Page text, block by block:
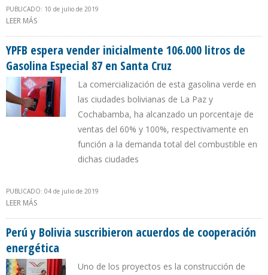
PUBLICADO: 10 de julio de 2019
LEER MÁS
YPFB espera vender inicialmente 106.000 litros de
Gasolina Especial 87 en Santa Cruz
La comercialización de esta gasolina verde en
las ciudades bolivianas de La Paz y
Cochabamba, ha alcanzado un porcentaje de
ventas del 60% y 100%, respectivamente en
función a la demanda total del combustible en
dichas ciudades
PUBLICADO: 04 de julio de 2019
LEER MÁS
Perú y Bolivia suscribieron acuerdos de cooperación
energética
Uno de los proyectos es la construcción de